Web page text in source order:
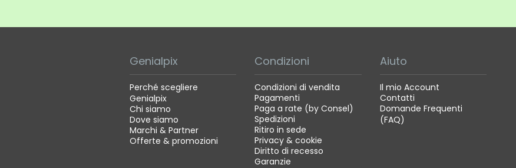
Genialpix
Perché scegliere
Genialpix
Chi siamo
Dove siamo
Marchi & Partner
Offerte & promozioni
Condizioni
Condizioni di vendita
Pagamenti
Paga a rate (by Consel)
Spedizioni
Ritiro in sede
Privacy & cookie
Diritto di recesso
Garanzie
Aiuto
Il mio Account
Contatti
Domande Frequenti
(FAQ)